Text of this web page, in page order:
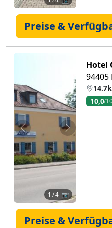
Preise &
Zurück Weiter
1 / 4 📷
Hotel
94405
10,0/10
Preise &